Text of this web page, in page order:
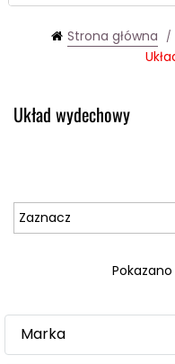
Strona główna
Układ wydechowy
Zaznacz
Marka